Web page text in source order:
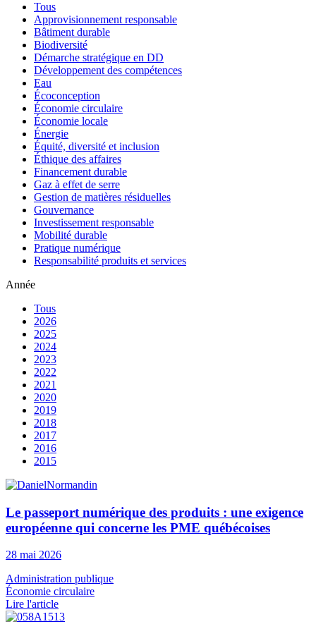
Tous
Approvisionnement responsable
Bâtiment durable
Biodiversité
Démarche stratégique en DD
Développement des compétences
Eau
Écoconception
Économie circulaire
Économie locale
Énergie
Équité, diversité et inclusion
Éthique des affaires
Financement durable
Gaz à effet de serre
Gestion de matières résiduelles
Gouvernance
Investissement responsable
Mobilité durable
Pratique numérique
Responsabilité produits et services
Année
Tous
2026
2025
2024
2023
2022
2021
2020
2019
2018
2017
2016
2015
Le passeport numérique des produits : une exigence
européenne qui concerne les PME québécoises
28 mai 2026
Administration publique
Économie circulaire
Lire l'article